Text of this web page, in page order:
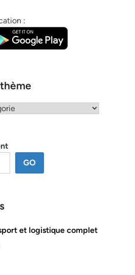
:
GO
et logistique complet